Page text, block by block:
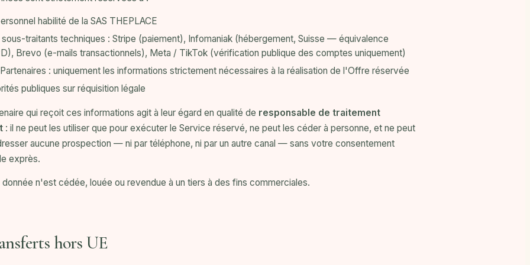
habilité de la SAS THEPLACE
traitants techniques : Stripe (paiement), Infomaniak (hébergement, Suisse — équivalence
Brevo (e-mails transactionnels), Meta / TikTok (vérification publique des comptes uniquement)
: uniquement les informations strictement nécessaires à la réalisation de l'Offre réservée
publiques sur réquisition légale
qui reçoit ces informations agit à leur égard en qualité de responsable de traitement
: il ne peut les utiliser que pour exécuter le Service réservé, ne peut les céder à personne, et ne peut
aucune prospection — ni par téléphone, ni par un autre canal — sans votre consentement
exprès.
donnée n'est cédée, louée ou revendue à un tiers à des fins commerciales.
hors UE